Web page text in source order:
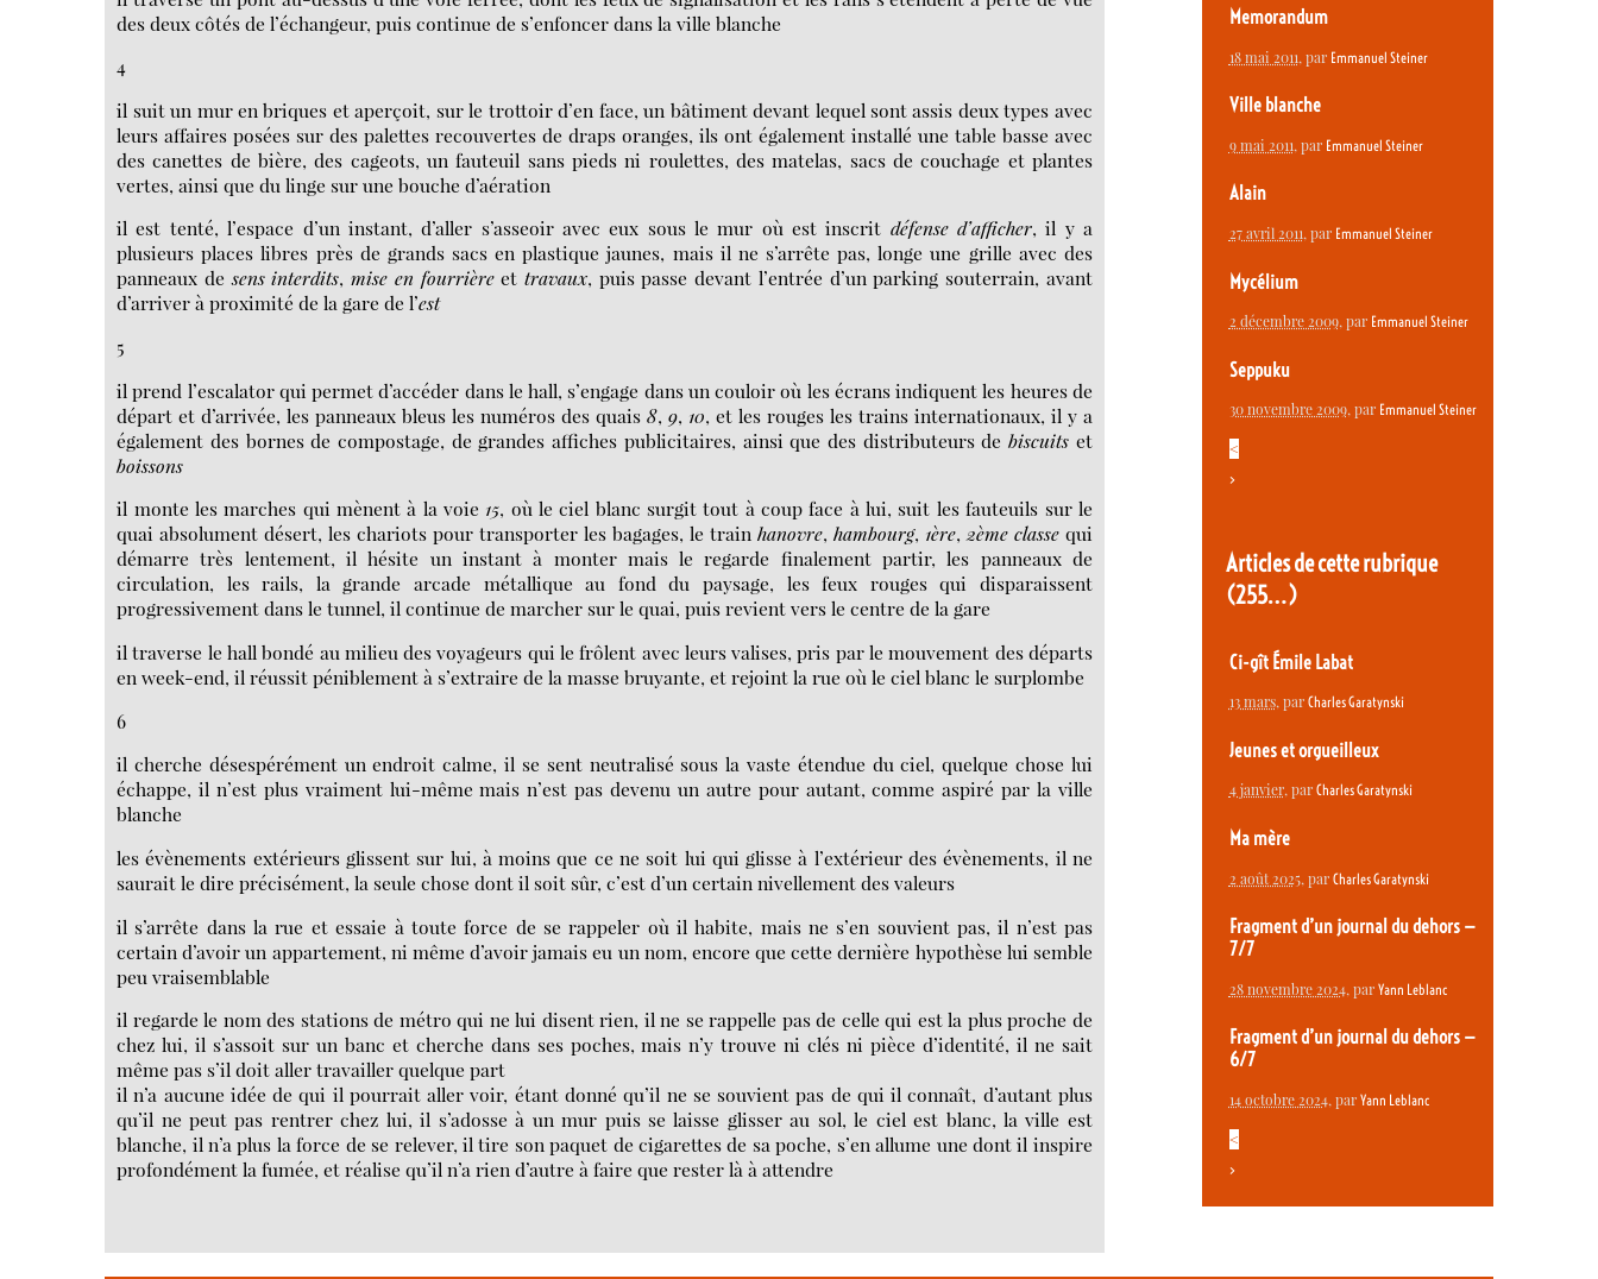
des deux côtés de l’échangeur, puis continue de s’enfoncer dans la ville blanche
4
il suit un mur en briques et aperçoit, sur le trottoir d’en face, un bâtiment devant lequel sont assis deux types avec
leurs affaires posées sur des palettes recouvertes de draps oranges, ils ont également installé une table basse avec
des canettes de bière, des cageots, un fauteuil sans pieds ni roulettes, des matelas, sacs de couchage et plantes
vertes, ainsi que du linge sur une bouche d’aération
il est tenté, l’espace d’un instant, d’aller s’asseoir avec eux sous le mur où est inscrit défense d’afficher, il y a
plusieurs places libres près de grands sacs en plastique jaunes, mais il ne s’arrête pas, longe une grille avec des
panneaux desens interdits,mise en fourrièreettravaux, puis passe devant l’entrée d’un parking souterrain, avant
d’arriver à proximité de la gare de l’est
5
il prend l’escalator qui permet d’accéder dans le hall, s’engage dans un couloir où les écrans indiquent les heures de
départ et d’arrivée, les panneaux bleus les numéros des quais8,9, 10, et les rouges les trains internationaux, il y a
également des bornes de compostage, de grandes affiches publicitaires, ainsi que des distributeurs debiscuits et
boissons
il monte les marches qui mènent à la voie 15, où le ciel blanc surgit tout à coup face à lui, suit les fauteuils sur le
quai absolument désert, les chariots pour transporter les bagages, le train hanovre, hambourg, 1ère,2ème classequi
démarre très lentement, il hésite un instant à monter mais le regarde finalement partir, les panneaux de
circulation, les rails, la grande arcade métallique au fond du paysage, les feux rouges qui disparaissent
progressivement dans le tunnel, il continue de marcher sur le quai, puis revient vers le centre de la gare
il traverse le hall bondé au milieu des voyageurs qui le frôlent avec leurs valises, pris par le mouvement des départs
en week-end, il réussit péniblement à s’extraire de la masse bruyante, et rejoint la rue où le ciel blanc le surplombe
6
il cherche désespérément un endroit calme, il se sent neutralisé sous la vaste étendue du ciel, quelque chose lui
échappe, il n’est plus vraiment lui-même mais n’est pas devenu un autre pour autant, comme aspiré par la ville
blanche
les évènements extérieurs glissent sur lui, à moins que ce ne soit lui qui glisse à l’extérieur des évènements, il ne
saurait le dire précisément, la seule chose dont il soit sûr, c’est d’un certain nivellement des valeurs
il s’arrête dans la rue et essaie à toute force de se rappeler où il habite, mais ne s’en souvient pas, il n’est pas
certain d’avoir un appartement, ni même d’avoir jamais eu un nom, encore que cette dernière hypothèse lui semble
peu vraisemblable
il regarde le nom des stations de métro qui ne lui disent rien, il ne se rappelle pas de celle qui est la plus proche de
chez lui, il s’assoit sur un banc et cherche dans ses poches, mais n’y trouve ni clés ni pièce d’identité, il ne sait
même pas s’il doit aller travailler quelque part
il n’a aucune idée de qui il pourrait aller voir, étant donné qu’il ne se souvient pas de qui il connaît, d’autant plus
qu’il ne peut pas rentrer chez lui, il s’adosse à un mur puis se laisse glisser au sol, le ciel est blanc, la ville est
blanche, il n’a plus la force de se relever, il tire son paquet de cigarettes de sa poche, s’en allume une dont il inspire
profondément la fumée, et réalise qu’il n’a rien d’autre à faire que rester là à attendre
Memorandum
18 mai 2011, par Emmanuel Steiner
Ville blanche
9 mai 2011, par Emmanuel Steiner
Alain
27 avril 2011, par Emmanuel Steiner
Mycélium
2 décembre 2009, par Emmanuel Steiner
Seppuku
30 novembre 2009, par Emmanuel Steiner
<
>
Articles de cette rubrique
(255…)
Ci-gît Émile Labat
13 mars, par Charles Garatynski
Jeunes et orgueilleux
4 janvier, par Charles Garatynski
Ma mère
2 août 2025, par Charles Garatynski
Fragment d’un journal du dehors —
7/7
28 novembre 2024, par Yann Leblanc
Fragment d’un journal du dehors —
6/7
14 octobre 2024, par Yann Leblanc
<
>